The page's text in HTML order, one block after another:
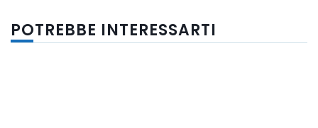
POTREBBE INTERESSARTI